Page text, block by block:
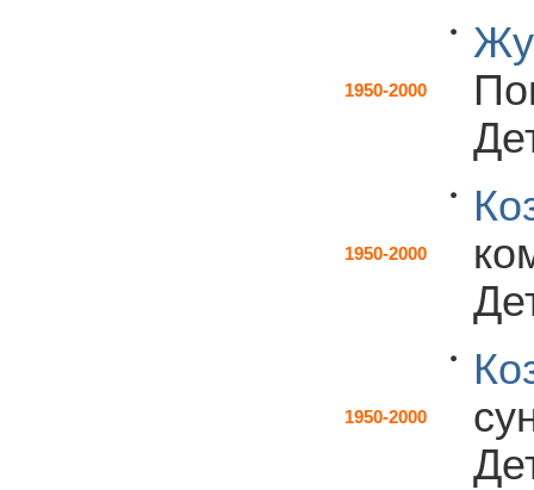
1950-2000
1950-2000
1950-2000